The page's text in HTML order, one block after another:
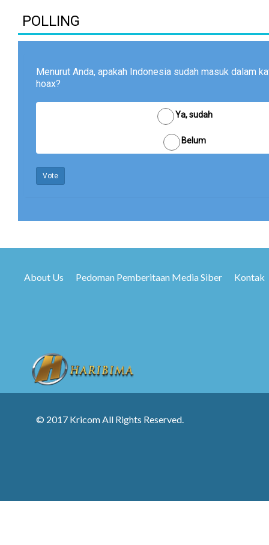
POLLING
Menurut Anda, apakah Indonesia sudah masuk dalam
hoax?
Ya, sudah
Belum
Vote
About Us Pedoman Pemberitaan Media Siber Kontak
© 2017 Kricom All Rights Reserved.